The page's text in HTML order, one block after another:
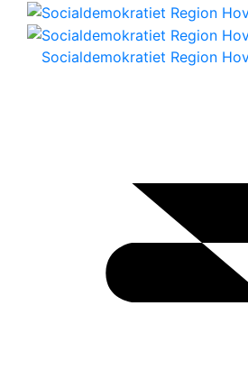
Socialdemokratiet Region